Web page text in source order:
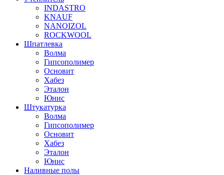
INDASTRO
KNAUF
NANOIZOL
ROCKWOOL
Шпатлевка
Волма
Гипсополимер
Основит
Хабез
Эталон
Юнис
Штукатурка
Волма
Гипсополимер
Основит
Хабез
Эталон
Юнис
Наливные полы